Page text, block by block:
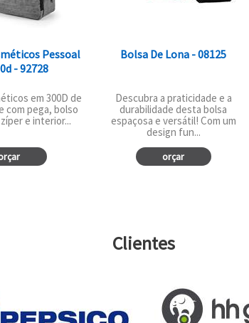
Pessoal
- 92728
em 300D de
com pega, bolso
e interior...
Bolsa De Lona - 08125
Descubra a praticidade e a
durabilidade desta bolsa
espaçosa e versátil! Com um
design fun...
orçar
Clientes